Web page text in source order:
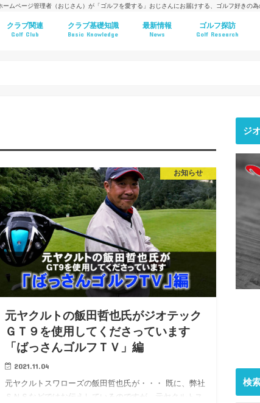
ムページ管理者（おじさん）が「ゴルフを愛する」おじさんにお届けする、ゴルフ好きの為
クラブ関連
Golf Club
クラブ基礎知識
Basic Knowledge
最新情報
News
ゴルフ探訪
Golf Research
お知らせ
元ヤクルトの飯田哲也氏がジオテック
ＧＴ９を使用してくださっています
「ばっさんゴルフＴＶ」編
2021.11.04
元ヤクルトスワローズの飯田哲也氏が・・・ 既に、弊社
ＳＮＳなどではお伝えしているのですが、元ヤクルトス
ジ
検